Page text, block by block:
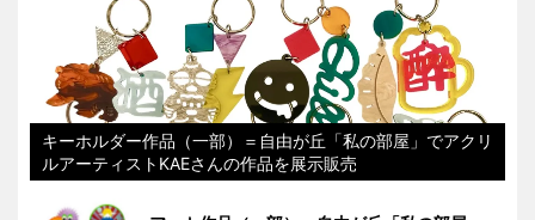
キーホルダー作品（一部）＝自由が丘「私の部屋」でアクリ
ルアーティストKAEさんの作品を展示販売